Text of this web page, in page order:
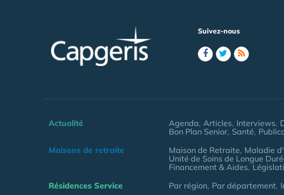
Suivez-nous
Actualité Agenda Articles Interviews
Bon Plan Senior Santé
Maisons de retraite
Maison de Retraite Maladie
Unité de Soins de Longue
Financement & Aides
Résidences Service
Par région Par département